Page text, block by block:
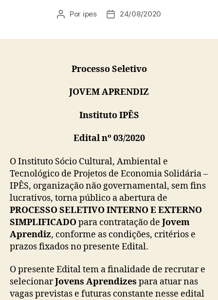
Autor
Por ipes
Data24/08/2020
Processo Seletivo
JOVEM APRENDIZ
Instituto IPÊS
Edital nº 03/2020
O Instituto Sócio Cultural, Ambiental e
Tecnológico de Projetos de Economia Solidária –
IPÊS, organização não governamental, sem fins
lucrativos, torna público a abertura de
PROCESSO SELETIVO INTERNO E EXTERNO
SIMPLIFICADOpara contratação de Jovem
Aprendiz, conforme as condições, critérios e
prazos fixados no presente Edital.
O presente Edital tem a finalidade de recrutar e
selecionarJovens Aprendizes para atuar nas
vagas previstas e futuras constante nesse edital